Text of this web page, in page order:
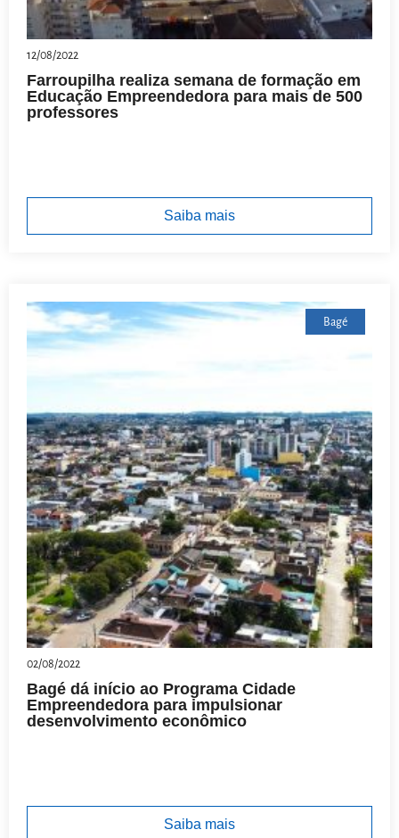
12/08/2022
Farroupilha realiza semana de formação em
Educação Empreendedora para mais de 500
professores
Saiba mais
Bagé
02/08/2022
Bagé dá início ao Programa Cidade
Empreendedora para impulsionar
desenvolvimento econômico
Saiba mais